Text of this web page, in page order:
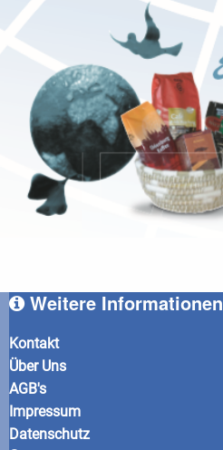
Weitere Informationen
Kontakt
Über Uns
AGB's
Impressum
Datenschutz